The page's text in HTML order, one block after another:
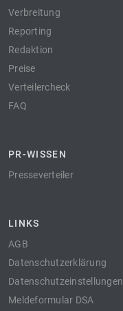
Verbreitung
Reporting
Redaktion
Preise
Verteilercheck
FAQ
PR-WISSEN
Presseverteiler
LINKS
AGB
Datenschutzerklärung
Datenschutzeinstellungen
Meldeformular DSA